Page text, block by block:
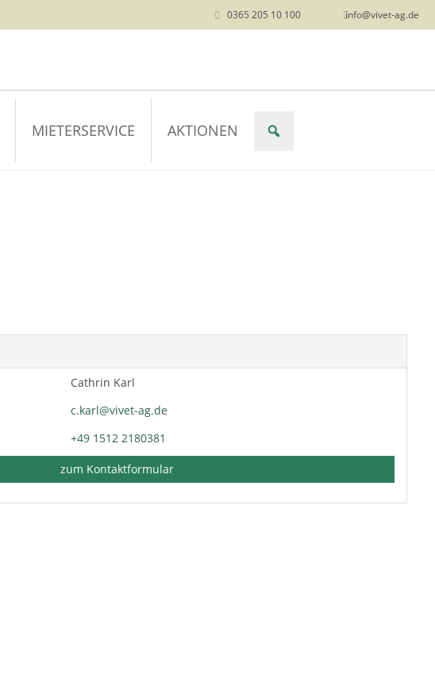
0365 205 10 100 info@vivet-ag.de
MIETERSERVICE AKTIONEN
Cathrin Karl
c.karl@vivet-ag.de
+49 1512 2180381
zum Kontaktformular